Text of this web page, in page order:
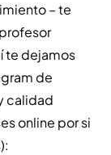
– te
te dejamos
de
calidad
online por si